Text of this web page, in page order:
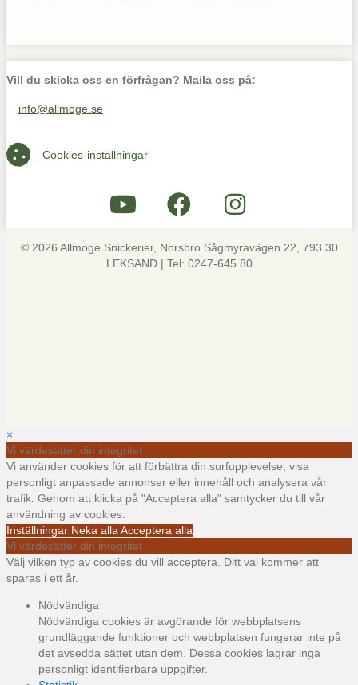
Vill du skicka oss en förfrågan? Maila oss på:
Maila oss på info@allmoge.se
info@allmoge.se
Cookies-inställningar
Cookies-inställningar
© 2026 Allmoge Snickerier, Norsbro Sågmyravägen 22, 793 30
LEKSAND | Tel: 0247-645 80
×
Vi värdesätter din integritet
Vi använder cookies för att förbättra din surfupplevelse, visa
personligt anpassade annonser eller innehåll och analysera vår
trafik. Genom att klicka på "Acceptera alla" samtycker du till vår
användning av cookies.
Inställningar Neka alla Acceptera alla
Vi värdesätter din integritet
Välj vilken typ av cookies du vill acceptera. Ditt val kommer att
sparas i ett år.
Nödvändiga
Nödvändiga cookies är avgörande för webbplatsens
grundläggande funktioner och webbplatsen fungerar inte på
det avsedda sättet utan dem. Dessa cookies lagrar inga
personligt identifierbara uppgifter.